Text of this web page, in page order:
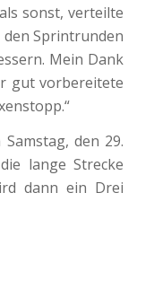
sonst, verteilte
den Sprintrunden
Mein Dank
gut vorbereitete
den 29.
lange Strecke
dann ein Drei